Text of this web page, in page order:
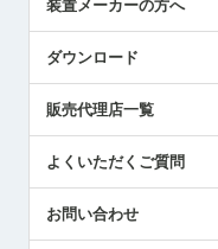
採用情報
国/地域/言語
エアマイクロセンサ製品
メトロールの技術
社員ブログ
中小企業のBCP地震対策
センサのテクニカルガイド
社長ブログ
装置メーカーの方へ
ダウンロード
販売代理店一覧
よくいただくご質問
お問い合わせ